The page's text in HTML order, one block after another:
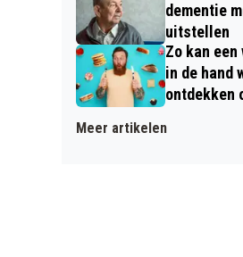
dementie
uitstellen
Zo kan
in de hand
ontdekken
Meer artikelen